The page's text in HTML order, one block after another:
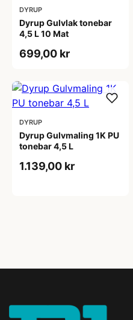
DYRUP
Dyrup Gulvlak tonebar
4,5 L 10 Mat
699,00 kr
DYRUP
Dyrup Gulvmaling 1K PU
tonebar 4,5 L
1.139,00 kr